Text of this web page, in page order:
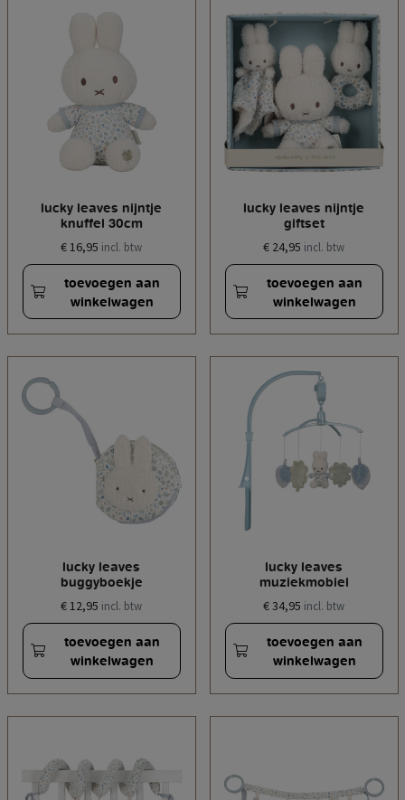
lucky leaves nijntje
knuffel 30cm
€ 16,95 incl. btw
toevoegen aan
winkelwagen
lucky leaves nijntje
giftset
€ 24,95 incl. btw
toevoegen aan
winkelwagen
lucky leaves
buggyboekje
€ 12,95 incl. btw
toevoegen aan
winkelwagen
lucky leaves
muziekmobiel
€ 34,95 incl. btw
toevoegen aan
winkelwagen